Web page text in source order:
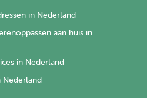
in Nederland
aan huis in
in Nederland
Nederland